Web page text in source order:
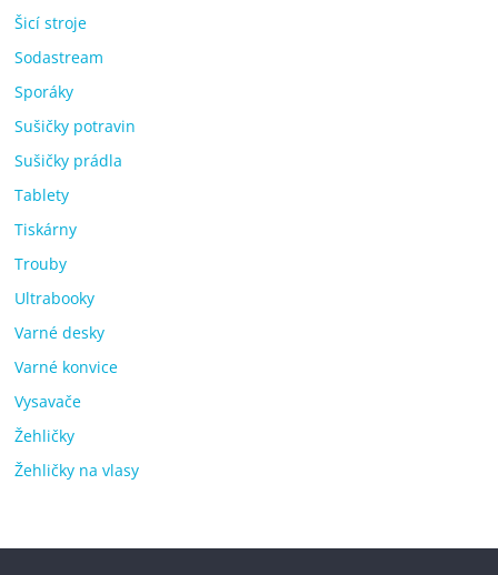
Šicí stroje
Sodastream
Sporáky
Sušičky potravin
Sušičky prádla
Tablety
Tiskárny
Trouby
Ultrabooky
Varné desky
Varné konvice
Vysavače
Žehličky
Žehličky na vlasy